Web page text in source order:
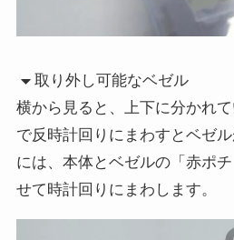
取り外し可能なベゼル
横から見ると、上下に分かれ
で反時計回りにまわすとベゼ
には、本体とベゼルの「赤ポ
せて時計回りにまわします。